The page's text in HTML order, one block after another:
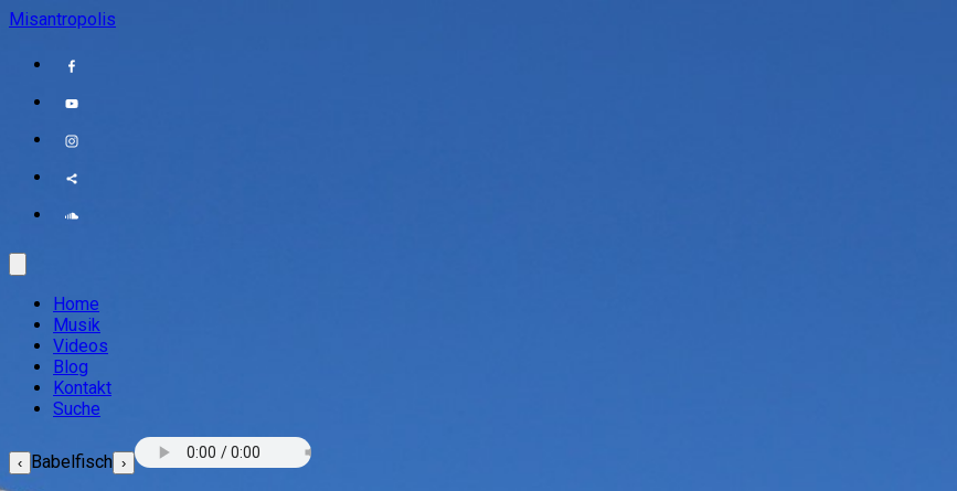
Misantropolis
Home
Musik
Videos
Blog
Kontakt
Suche
‹ Babelfisch ›